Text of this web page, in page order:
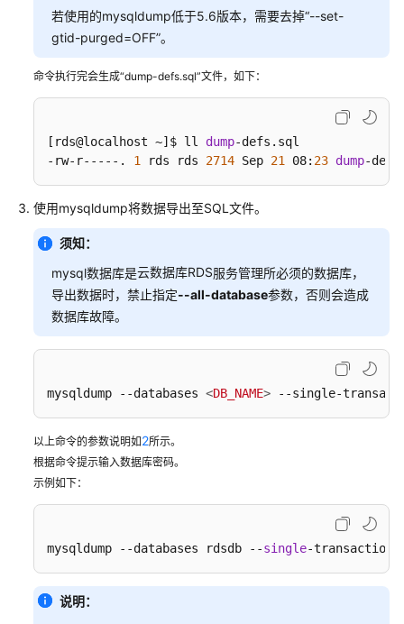
数
库
迁
移
方
案
总
览
使
用
mysqldump
移
for
据
使
用
的
出
和
若使用的mysqldump低于5.6版本，需要去掉“--set-
gtid-purged=OFF”。
命令执行完会生成“dump-defs.sql”文件，如下：
[rds@localhost ~]$ ll dump-defs.sql
-rw-r-----. 1 rds rds 2714 Sep 21 08: 23 dump-
使用mysqldump将数据导出至SQL文件。
须知：
mysql数据库是云数据库RDS服务管理所必须的数据库，
导出数据时，禁止指定--all-database参数，否则会造成
数据库故障。
mysqldump --databases <DB_NAME> --single-
以上命令的参数说明如2所示。
根据命令提示输入数据库密码。
示例如下：
mysqldump --databases rdsdb --single-transaction
说明：